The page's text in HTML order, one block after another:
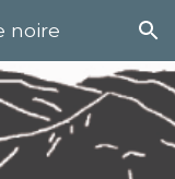
Skip to navigation
noire